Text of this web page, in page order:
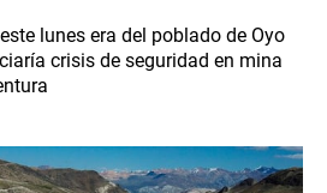
lunes era del poblado de Oyo
crisis de seguridad en mina